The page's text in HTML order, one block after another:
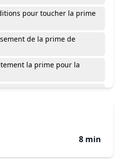
pour toucher la prime
de la prime de
la prime pour la
du montant de la prime
rentrée scolaire après 18
léger du plafond de
8 min